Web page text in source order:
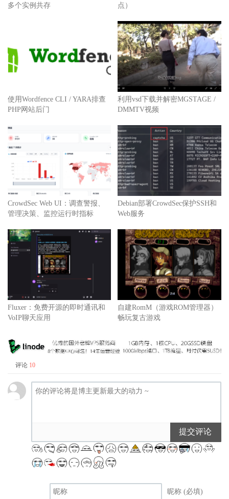
多个实例共存
点）
使用Wordfence CLI / YARA排查
PHP网站后门
利用vsd下载并解密MGSTAGE /
DMMTV视频
CrowdSec Web UI：调查警报、
管理决策、监控运行时指标
Debian部署CrowdSec保护SSH和
Web服务
Fluxer：免费开源的即时通讯和
VoIP聊天应用
自建RomM（游戏ROM管理器）
畅玩复古游戏
评论 10
提交评论
昵称 (必填)